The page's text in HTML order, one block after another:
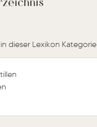
dieser Lexikon Kategorie